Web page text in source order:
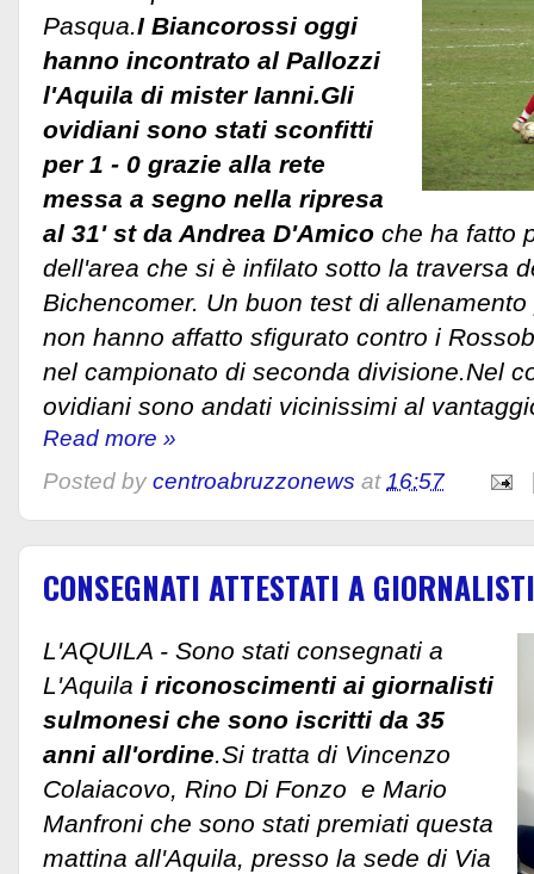
Pasqua.I Biancorossi oggi
hanno incontrato al Pallozzi
l'Aquila di mister Ianni.Gli
ovidiani sono stati sconfitti
per 1 - 0 grazie alla rete
messa a segno nella ripresa
al 31' st da Andrea D'Amico che ha fatto
dell'area che si è infilato sotto la traversa
Bichencomer. Un buon test di
non hanno affatto sfigurato contro i
nel campionato di seconda divisione.Nel
ovidiani sono andati vicinissimi al
Read more »
Posted by centroabruzzonews at16:57
CONSEGNATI ATTESTATI A
L'AQUILA - Sono stati consegnati a
L'Aquila i riconoscimenti ai giornalisti
sulmonesi che sono iscritti da 35
anni all'ordine.Si tratta di Vincenzo
Colaiacovo, Rino Di Fonzo e Mario
Manfroni che sono stati premiati questa
mattina all'Aquila, presso la sede di Via